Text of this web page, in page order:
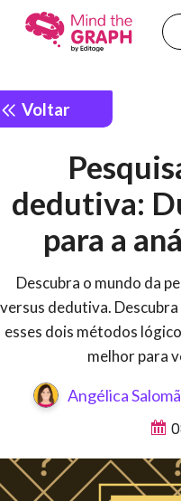
Voltar
dedutiva:
para a
Descubra o mundo da
versus dedutiva.
esses dois métodos
melhor para
Angélica